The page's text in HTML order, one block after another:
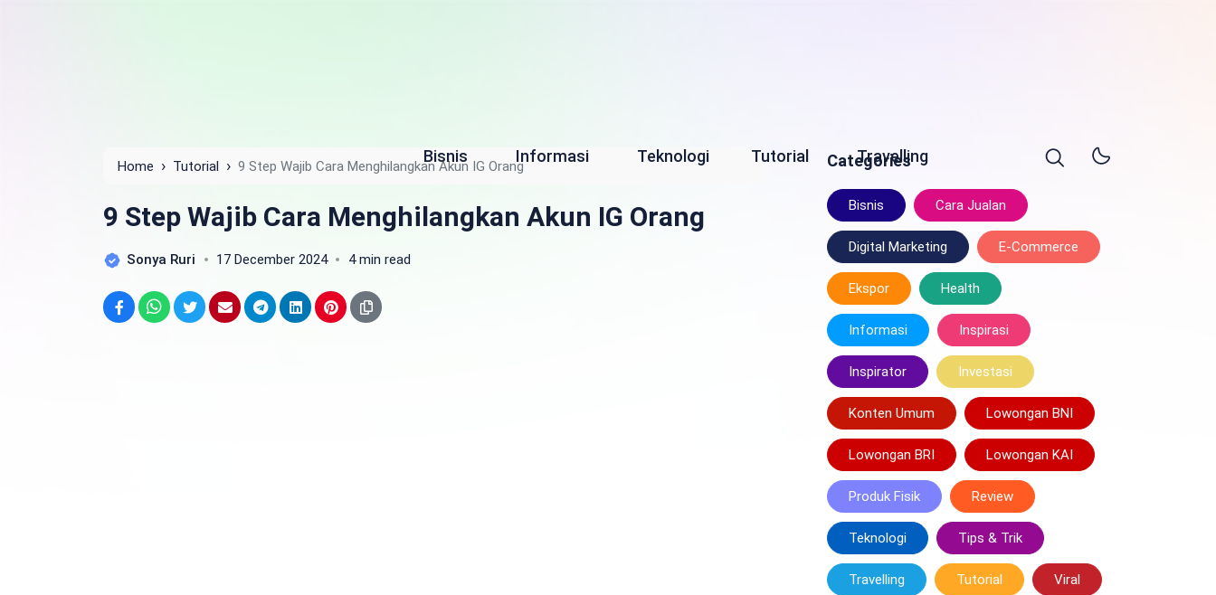
Bisnis Informasi Teknologi Tutorial Travelling
Home › Tutorial › 9 Step Wajib Cara Menghilangkan Akun IG Orang
9 Step Wajib Cara Menghilangkan Akun IG Orang
Sonya Ruri 17 December 2024 4 min read
Categories
Bisnis Cara Jualan
Digital Marketing E-Commerce
Ekspor Health
Informasi Inspirasi
Inspirator Investasi
Konten Umum Lowongan BNI
Lowongan BRI Lowongan KAI
Produk Fisik Review
Teknologi Tips & Trik
Travelling Tutorial Viral